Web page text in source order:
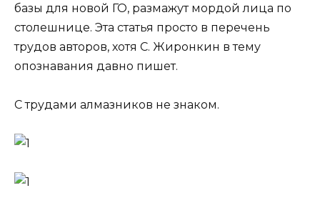
базы для новой ГО, размажут мордой лица по
столешнице. Эта статья просто в перечень
трудов авторов, хотя С. Жиронкин в тему
опознавания давно пишет.
С трудами алмазников не знаком.